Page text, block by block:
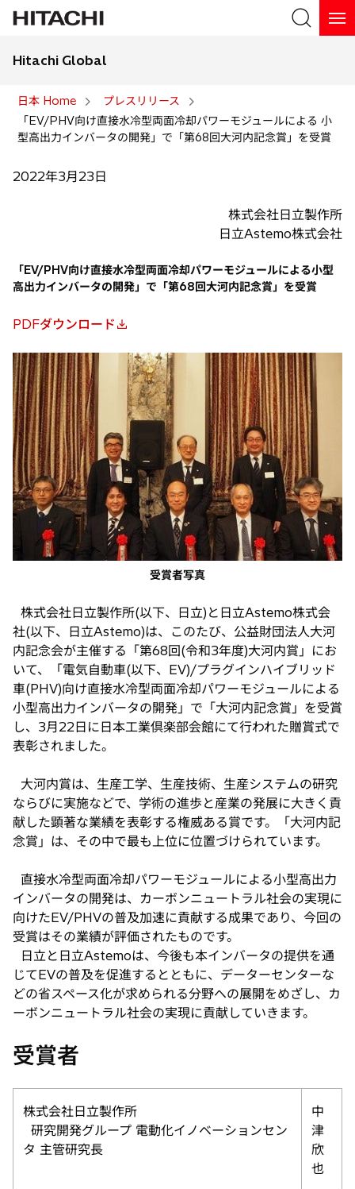
検索
Hitachi Global
日本 Home
プレスリリース
「EV/PHV向け直接水冷型両面冷却パワーモジュールによる 小
型高出力インバータの開発」で「第68回大河内記念賞」を受賞
2022年3月23日
株式会社日立製作所
日立Astemo株式会社
「EV/PHV向け直接水冷型両面冷却パワーモジュールによる小型
高出力インバータの開発」で「第68回大河内記念賞」を受賞
PDFダウンロード
新
し
い
タ
ブ
で
開
く
受賞者写真
株式会社日立製作所(以下、日立)と日立Astemo株式会
社(以下、日立Astemo)は、このたび、公益財団法人大河
内記念会が主催する「第68回(令和3年度)大河内賞」にお
いて、「電気自動車(以下、EV)/プラグインハイブリッド
車(PHV)向け直接水冷型両面冷却パワーモジュールによる
小型高出力インバータの開発」で「大河内記念賞」を受賞
し、3月22日に日本工業倶楽部会館にて行われた贈賞式で
表彰されました。
大河内賞は、生産工学、生産技術、生産システムの研究
ならびに実施などで、学術の進歩と産業の発展に大きく貢
献した顕著な業績を表彰する権威ある賞です。「大河内記
念賞」は、その中で最も上位に位置づけられています。
直接水冷型両面冷却パワーモジュールによる小型高出力
インバータの開発は、カーボンニュートラル社会の実現に
向けたEV/PHVの普及加速に貢献する成果であり、今回の
受賞はその業績が評価されたものです。
日立と日立Astemoは、今後も本インバータの提供を通
じてEVの普及を促進するとともに、データーセンターな
どの省スペース化が求められる分野への展開をめざし、カ
ーボンニュートラル社会の実現に貢献していきます。
受賞者
株式会社日立製作所
研究開発グループ 電動化イノベーションセン
タ 主管研究長
中
津
欣
也